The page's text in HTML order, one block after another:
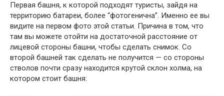
Первая башня, к которой подходят туристы, зайдя на
территорию батареи, более “фотогенична”. Именно ее вы
видите на первом фото этой статьи. Причина в том, что
там вы можете отойти на достаточной расстояние от
лицевой стороны башни, чтобы сделать снимок. Со
второй башней так сделать не получится — со стороны
стволов почти сразу находится крутой склон холма, на
котором стоит башня: